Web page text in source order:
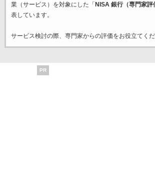
業（サービス）を対象にした「NISA 銀行（専門家評
表しています。
サービス検討の際、専門家からの評価をお役立てくだ
PR